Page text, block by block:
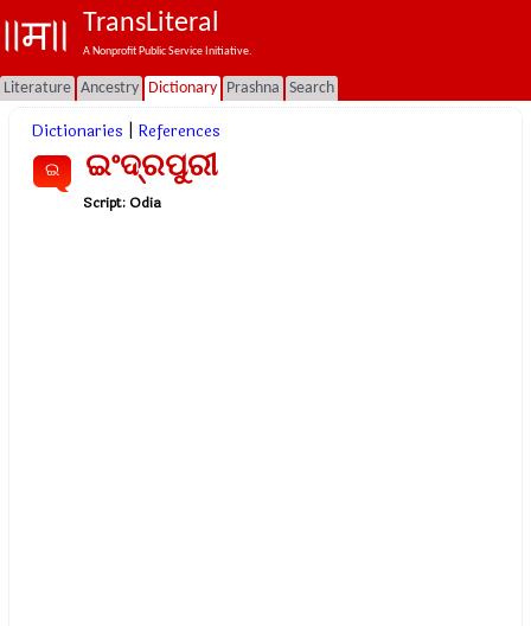
TransLiteral
A Nonprofit Public Service Initiative.
Literature Ancestry Dictionary Prashna Search
Dictionaries References
ଇ ଇଂଦ୍ରପୁରୀ
Script: Odia